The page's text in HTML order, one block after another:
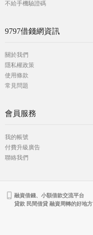
不給手機驗證碼
9797借錢網資訊
關於我們
隱私權政策
使用條款
常見問題
會員服務
我的帳號
付費升級廣告
聯絡我們
融資借錢、小額借款交流平台
貸款 民間借貸 融資周轉的好地方